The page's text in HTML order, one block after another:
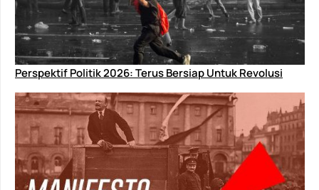
Perspektif Politik 2026: Terus Bersiap Untuk Revolusi